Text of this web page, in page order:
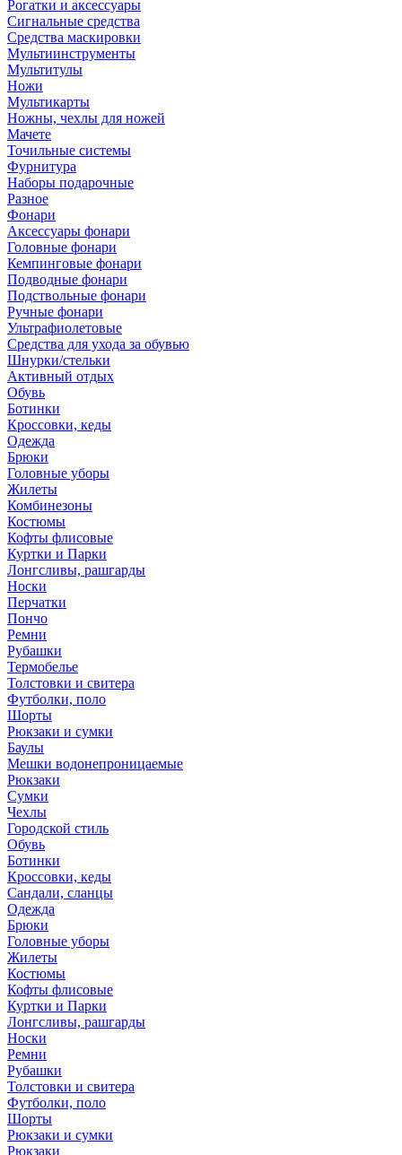
Рогатки и аксессуары
Сигнальные средства
Средства маскировки
Мультиинструменты
Мультитулы
Ножи
Мультикарты
Ножны, чехлы для ножей
Мачете
Точильные системы
Фурнитура
Наборы подарочные
Разное
Фонари
Аксессуары фонари
Головные фонари
Кемпинговые фонари
Подводные фонари
Подствольные фонари
Ручные фонари
Ультрафиолетовые
Средства для ухода за обувью
Шнурки/стельки
Активный отдых
Обувь
Ботинки
Кроссовки, кеды
Одежда
Брюки
Головные уборы
Жилеты
Комбинезоны
Костюмы
Кофты флисовые
Куртки и Парки
Лонгсливы, рашгарды
Носки
Перчатки
Пончо
Ремни
Рубашки
Термобелье
Толстовки и свитера
Футболки, поло
Шорты
Рюкзаки и сумки
Баулы
Мешки водонепроницаемые
Рюкзаки
Сумки
Чехлы
Городской стиль
Обувь
Ботинки
Кроссовки, кеды
Сандали, сланцы
Одежда
Брюки
Головные уборы
Жилеты
Костюмы
Кофты флисовые
Куртки и Парки
Лонгсливы, рашгарды
Носки
Ремни
Рубашки
Толстовки и свитера
Футболки, поло
Шорты
Рюкзаки и сумки
Рюкзаки